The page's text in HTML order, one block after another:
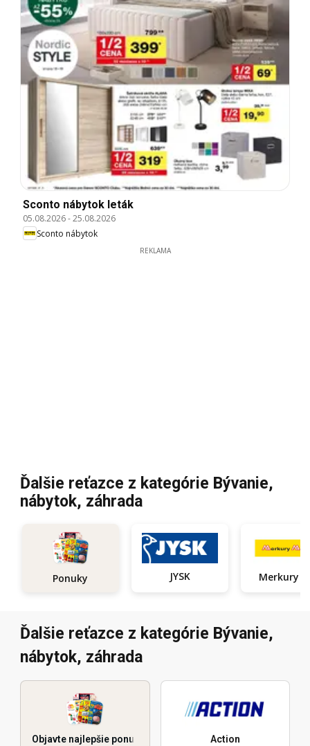
Sconto nábytok leták
05.08.2026-25.08.2026
Sconto nábytok
REKLAMA
Ďalšie reťazce z kategórie Bývanie,
nábytok, záhrada
Ponuky JYSK
Ďalšie reťazce z kategórie Bývanie,
nábytok, záhrada
Objavte najlepšie ponuky Action